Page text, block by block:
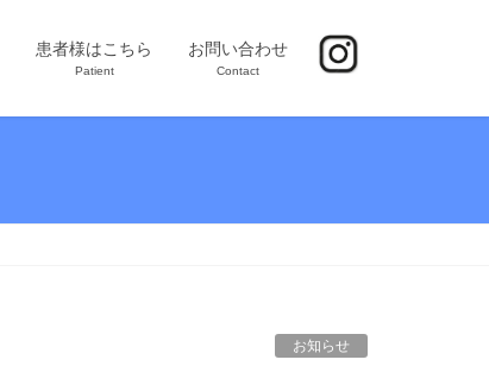
患者様はこちら
Patient
お問い合わせ
Contact
お知らせ